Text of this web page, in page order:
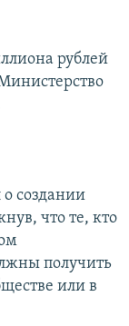
рублей
создании
что те, кто
получить
или в